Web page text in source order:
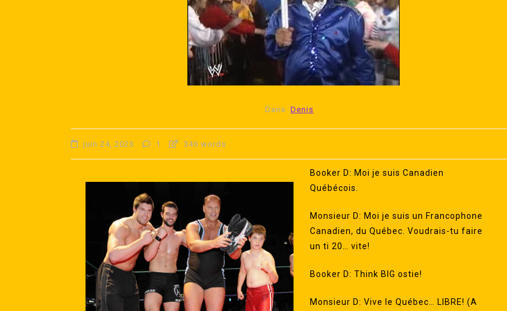
Dans Denis
juin 24, 2023 1 346 words
Booker D: Moi je suis Canadien
Québécois.
Monsieur D: Moi je suis un Francophone
Canadien, du Québec. Voudrais-tu faire
un ti 20… vite!
Booker D: Think BIG ostie!
Monsieur D: Vive le Québec… LIBRE! (A
Hommage à la Famille Rougeau
et gros match pour Speedball à
AEW RÉDEMPTION
juillet 30, 2026 0 902 words
Produit présente De la Grosse
Crisse de Bataille
juillet 31, 2026 0 1 395 word